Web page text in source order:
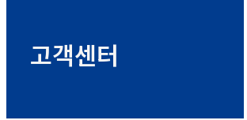
고객센터